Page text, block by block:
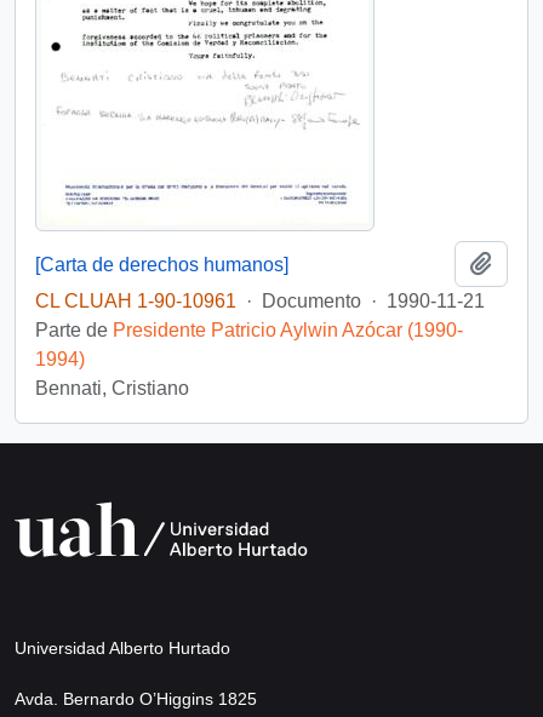
[Carta de derechos humanos]
CL CLUAH 1-90-10961
· Documento · 1990-11-21
Parte de Presidente Patricio Aylwin Azócar (1990-
1994)
Bennati, Cristiano
Universidad Alberto Hurtado
Avda. Bernardo O’Higgins 1825